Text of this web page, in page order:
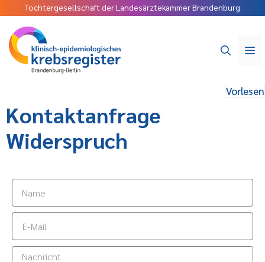
Tochtergesellschaft der Landesärztekammer Brandenburg
Vorlesen
Kontaktanfrage
Widerspruch